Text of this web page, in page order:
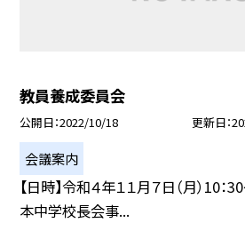
教員養成委員会
公開日 2022/10/18 更新日
会議案内
【日時】令和４年１１月７日（月）10：
本中学校長会事...